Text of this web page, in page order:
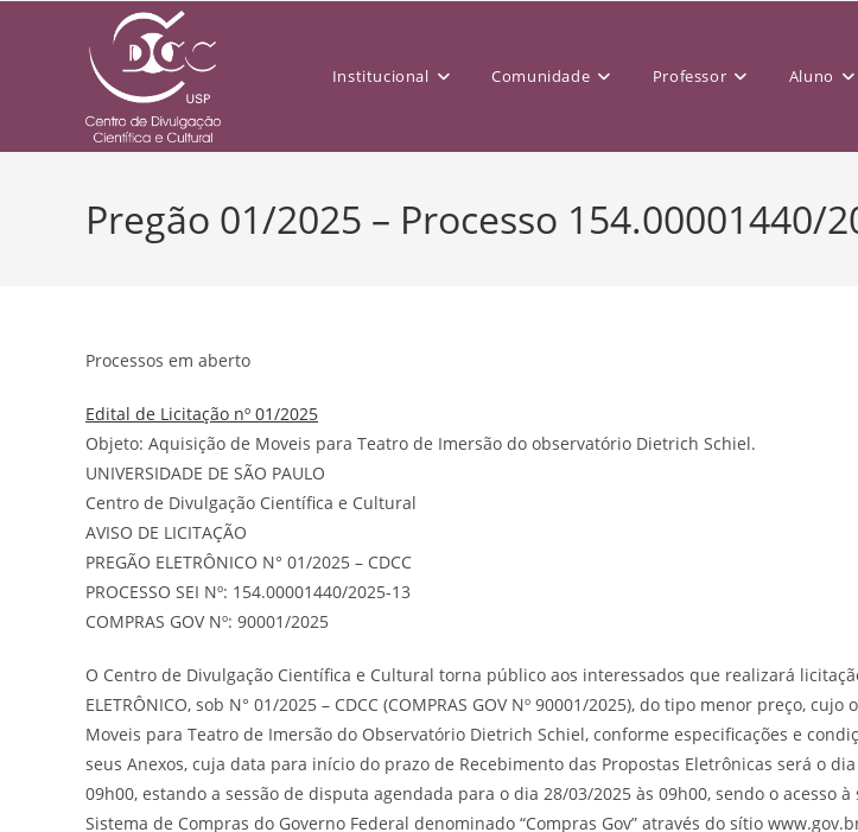
Institucional Comunidade Professor Aluno
Pregão 01/2025 – Processo 154.00001440/
Processos em aberto
Edital de Licitação nº 01/2025
Objeto: Aquisição de Moveis para Teatro de Imersão do observatório Dietrich Schiel.
UNIVERSIDADE DE SÃO PAULO
Centro de Divulgação Científica e Cultural
AVISO DE LICITAÇÃO
PREGÃO ELETRÔNICO N° 01/2025 – CDCC
PROCESSO SEI Nº: 154.00001440/2025-13
COMPRAS GOV Nº: 90001/2025
O Centro de Divulgação Científica e Cultural torna público aos interessados que realizará
ELETRÔNICO, sob N° 01/2025 – CDCC (COMPRAS GOV Nº 90001/2025), do tipo menor preço,
Moveis para Teatro de Imersão do Observatório Dietrich Schiel, conforme especificações e
seus Anexos, cuja data para início do prazo de Recebimento das Propostas Eletrônicas será o
09h00, estando a sessão de disputa agendada para o dia 28/03/2025 às 09h00, sendo o acesso
Sistema de Compras do Governo Federal denominado “Compras Gov” através do sítio